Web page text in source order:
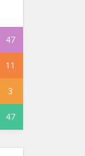
47
11
3
47